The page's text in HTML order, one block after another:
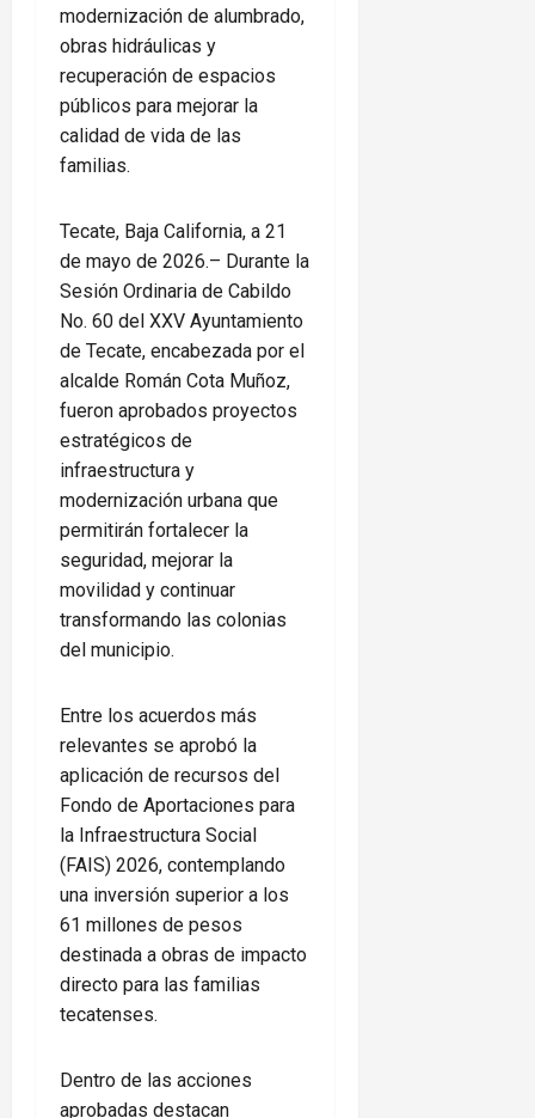
modernización de alumbrado,
obras hidráulicas y
recuperación de espacios
públicos para mejorar la
calidad de vida de las
familias.
Tecate, Baja California, a 21
de mayo de 2026.– Durante la
Sesión Ordinaria de Cabildo
No. 60 del XXV Ayuntamiento
de Tecate, encabezada por el
alcalde Román Cota Muñoz,
fueron aprobados proyectos
estratégicos de
infraestructura y
modernización urbana que
permitirán fortalecer la
seguridad, mejorar la
movilidad y continuar
transformando las colonias
del municipio.
Entre los acuerdos más
relevantes se aprobó la
aplicación de recursos del
Fondo de Aportaciones para
la Infraestructura Social
(FAIS) 2026, contemplando
una inversión superior a los
61 millones de pesos
destinada a obras de impacto
directo para las familias
tecatenses.
Dentro de las acciones
aprobadas destacan